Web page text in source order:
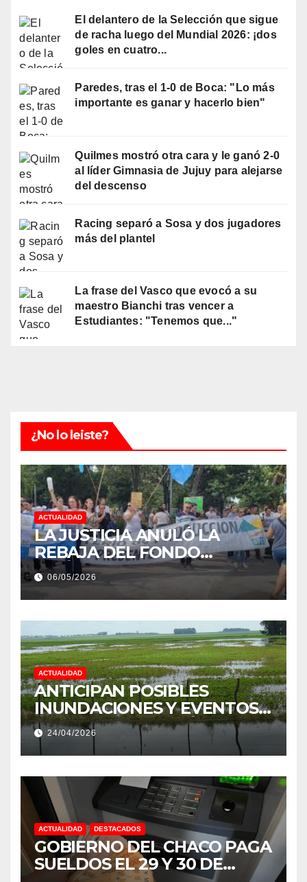
El delantero de la Selección que sigue
de racha luego del Mundial 2026: ¡dos
goles en cuatro...
Paredes, tras el 1-0 de Boca: "Lo más
importante es ganar y hacerlo bien"
Quilmes mostró otra cara y le ganó 2-0
al líder Gimnasia de Jujuy para alejarse
del descenso
Racing separó a Sosa y dos jugadores
más del plantel
La frase del Vasco que evocó a su
maestro Bianchi tras vencer a
Estudiantes: "Tenemos que..."
¿No lo leiste?
ACTUALIDAD
LA JUSTICIA ANULÓ LA
REBAJA DEL FONDO
ESTÍMULO A EMPLEADOS DE
PRODUCCIÓN DE LA
PROVINCIA DEL CHACO
06/05/2026
ACTUALIDAD
ANTICIPAN POSIBLES
INUNDACIONES Y EVENTOS
EXTREMOS: “PODRÍA SER UN
NIÑO MUY IMPORTANTE”
24/04/2026
ACTUALIDAD DESTACADOS
GOBIERNO DEL CHACO PAGA
SUELDOS EL 29 Y 30 DE